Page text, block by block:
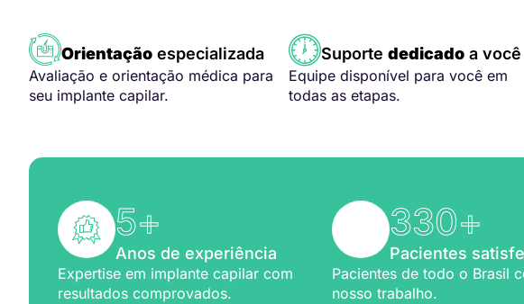
Orientação especializada
Avaliação e orientação médica para
seu implante capilar.
Suporte dedicado a você
Equipe disponível para você em
todas as etapas.
5+
Anos de experiência
Expertise em implante capilar com
resultados comprovados.
330+
Pacientes
Pacientes de todo o Brasil
nosso trabalho.